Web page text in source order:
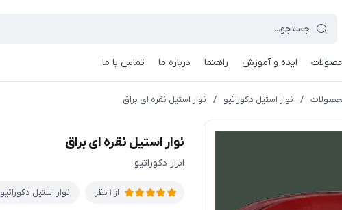
ایده و آموزش راهنما درباره ما تماس با ما
/ نوار استیل دکوراتیو / نوار استیل نقره ای براق
نوار استیل نقره ای براق
ابزار دکوراتیو
از 1 نظر نوار استیل دکوراتیو